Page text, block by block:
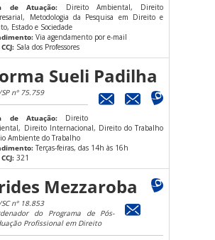
de Atuação: Direito Ambiental, Direito
Metodologia da Pesquisa em Direito e
Estado e Sociedade
Via agendamento por e-mail
Sala dos Professores
Sueli Padilha
SP nº 75.759
de Atuação: Direito
Direito Internacional, Direito do Trabalho
Ambiente do Trabalho
Terças-feiras, das 14h às 16h
321
Mezzaroba
SC nº 18.853
do Programa de Pós-
Profissional em Direito